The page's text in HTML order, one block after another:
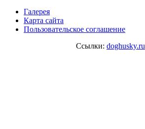
Галерея
Карта сайта
Пользовательское соглашение
Ссылки: doghusky.ru